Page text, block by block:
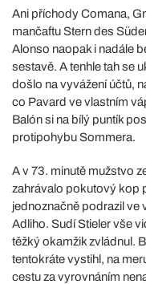
Ani příchody Comana,
mančaftu Stern des
Alonso naopak i nadále
sestavě. A tenhle tah se
došlo na vyvážení účtů,
co Pavard ve vlastním
Balón si na bílý puntík
protipohybu Sommera.
A v 73. minutě mužstvo
zahrávalo pokutový kop
jednoznačně podrazil ve
Adliho. Sudí Stieler vše
těžký okamžik zvládnul.
tentokráte vystihl, na
cestu za vyrovnáním